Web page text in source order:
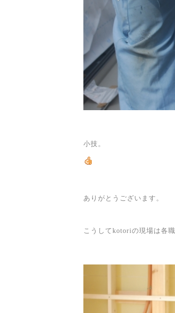
小技。
ありがとうございます。
こうしてkotoriの現場は各